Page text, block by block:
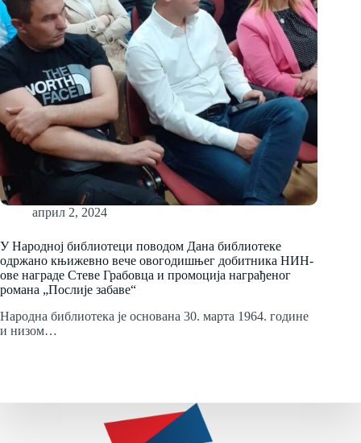
април 2, 2024
У Народној библиотеци поводом Дана библиотеке
одржано књижевно вече овогодишњег добитника НИН-
ове награде Стеве Грабовца и промоција награђеног
романа „Послије забаве“
Народна библиотека је основана 30. марта 1964. године
и низом…